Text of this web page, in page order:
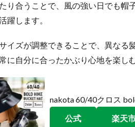
り合うことで、風の強い日でも帽
躍します。
イズが調整できることで、異なる
に自分に合ったかぶり心地を楽し
nakota 60/40クロス
公式
楽天